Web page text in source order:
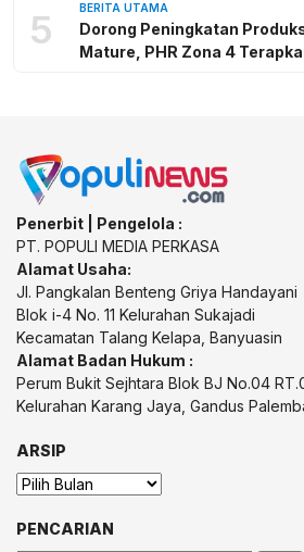
5 BERITA UTAMA
Dorong Peningkatan
Mature, PHR Zona 4
Penerbit | Pengelola :
PT. POPULI MEDIA PERKASA
Alamat Usaha:
Jl. Pangkalan Benteng Griya Handayani
Blok i-4 No. 11 Kelurahan Sukajadi
Kecamatan Talang Kelapa, Banyuasin
Alamat Badan Hukum :
Perum Bukit Sejhtara Blok BJ No.04
Kelurahan Karang Jaya, Gandus
ARSIP
Arsip
PENCARIAN